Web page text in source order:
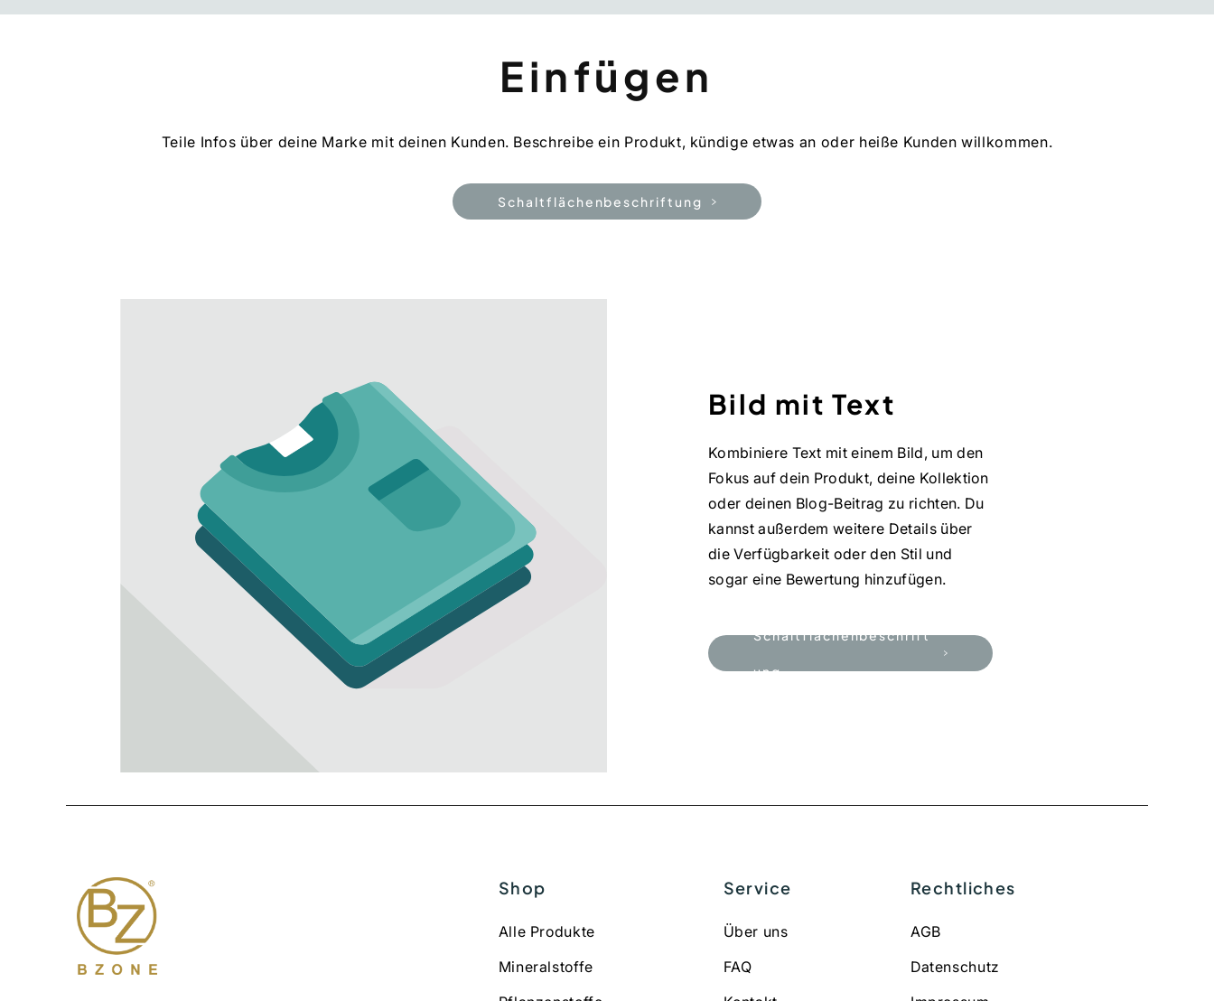
Einfügen
Teile Infos über deine Marke mit deinen Kunden. Beschreibe ein Produkt, kündige etwas an oder heiße Kunden willkommen.
Schaltflächenbeschriftung
Bild mit Text
Kombiniere Text mit einem Bild, um den
Fokus auf dein Produkt, deine Kollektion
oder deinen Blog-Beitrag zu richten. Du
kannst außerdem weitere Details über
die Verfügbarkeit oder den Stil und
sogar eine Bewertung hinzufügen.
Schaltflächenbeschrift
ung
Shop
Alle Produkte
Mineralstoffe
Service
Über uns
FAQ
Rechtliches
AGB
Datenschutz